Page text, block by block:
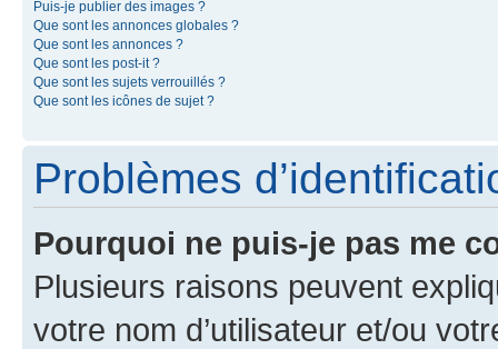
Puis-je publier des images ?
Que sont les annonces globales ?
Que sont les annonces ?
Que sont les post-it ?
Que sont les sujets verrouillés ?
Que sont les icônes de sujet ?
Problèmes
Pourquoi ne puis-je pas me
Plusieurs raisons peuvent
votre nom d’utilisateur et/ou